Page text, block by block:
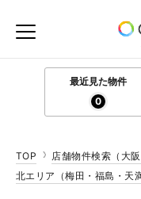
最近見た物件
0
TOP
店舗物件検索（大阪
北エリア（梅田・福島・天